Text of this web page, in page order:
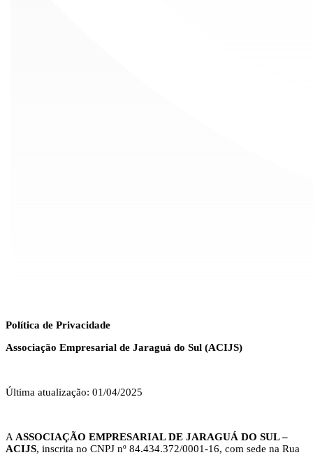
Política de Privacidade
Associação Empresarial de Jaraguá do Sul (ACIJS)
Última atualização: 01/04/2025
AASSOCIAÇÃO EMPRESARIAL DE JARAGUÁ DO SUL –
ACIJS, inscrita no CNPJ nº 84.434.372/0001-16, com sede na Rua